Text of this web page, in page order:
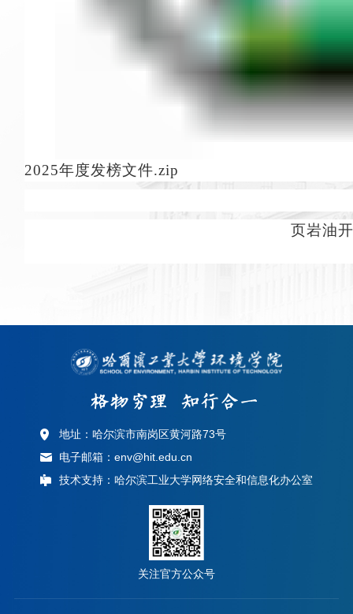
2025年度发榜文件.zip
页岩油
地址：哈尔滨市南岗区黄河路73号
电子邮箱：env@hit.edu.cn
技术支持：哈尔滨工业大学网络安全和信息化办公室
关注官方公众号